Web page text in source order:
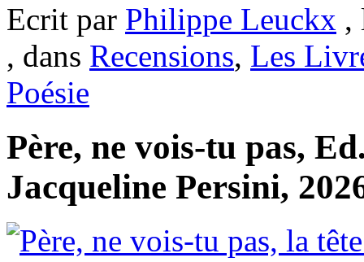
Ecrit par Philippe Leuckx ,
, dans Recensions, Les
Poésie
Père, ne vois-tu pas,
Jacqueline Persini,